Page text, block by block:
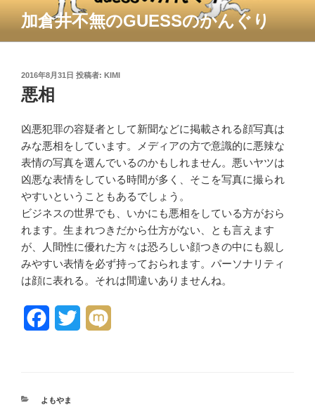
テ
加倉井不無のGUESSのかんぐり
投
稿
日:
2016年8月31日 投稿者: KIMI
悪相
凶悪犯罪の容疑者として新聞などに掲載される顔写真は
みな悪相をしています。メディアの方で意識的に悪辣な
表情の写真を選んでいるのかもしれません。悪いヤツは
凶悪な表情をしている時間が多く、そこを写真に撮られ
やすいということもあるでしょう。
ビジネスの世界でも、いかにも悪相をしている方がおら
れます。生まれつきだから仕方がない、とも言えます
が、人間性に優れた方々は恐ろしい顔つきの中にも親し
みやすい表情を必ず持っておられます。パーソナリティ
は顔に表れる。それは間違いありませんね。
カ
よもやま